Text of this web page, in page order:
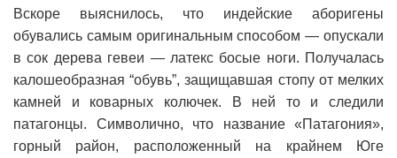
Вскоре выяснилось, что индейские аборигены
обувались самым оригинальным способом — опускали
в сок дерева гевеи — латекс босые ноги. Получалась
калошеобразная “обувь”, защищавшая стопу от мелких
камней и коварных колючек. В ней то и следили
патагонцы. Символично, что название «Патагония»,
горный район, расположенный на крайнем Юге